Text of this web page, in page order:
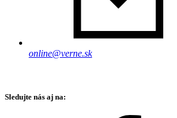
online@verne.sk
Sledujte nás aj na: